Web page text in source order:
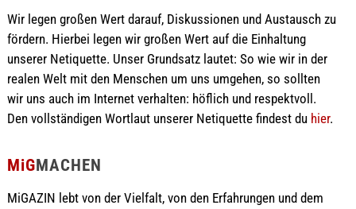
Wir legen großen Wert darauf, Diskussionen und Austausch zu
fördern. Hierbei legen wir großen Wert auf die Einhaltung
unserer Netiquette. Unser Grundsatz lautet: So wie wir in der
realen Welt mit den Menschen um uns umgehen, so sollten
wir uns auch im Internet verhalten: höflich und respektvoll.
Den vollständigen Wortlaut unserer Netiquette findest du hier.
MiGMACHEN
MiGAZIN lebt von der Vielfalt, von den Erfahrungen und dem